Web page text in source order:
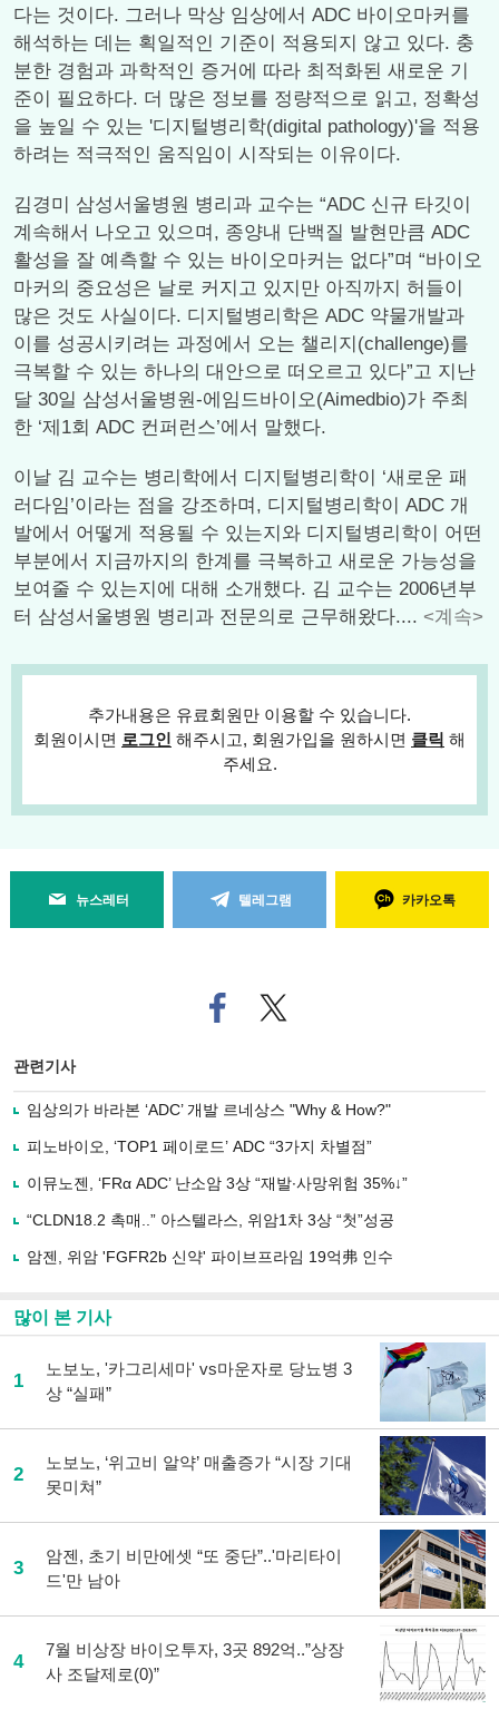
다는 것이다. 그러나 막상 임상에서 ADC 바이오마커를
해석하는 데는 획일적인 기준이 적용되지 않고 있다. 충
분한 경험과 과학적인 증거에 따라 최적화된 새로운 기
준이 필요하다. 더 많은 정보를 정량적으로 읽고, 정확성
을 높일 수 있는 '디지털병리학(digital pathology)'을 적용
하려는 적극적인 움직임이 시작되는 이유이다.
김경미 삼성서울병원 병리과 교수는 “ADC 신규 타깃이
계속해서 나오고 있으며, 종양내 단백질 발현만큼 ADC
활성을 잘 예측할 수 있는 바이오마커는 없다”며 “바이오
마커의 중요성은 날로 커지고 있지만 아직까지 허들이
많은 것도 사실이다. 디지털병리학은 ADC 약물개발과
이를 성공시키려는 과정에서 오는 챌리지(challenge)를
극복할 수 있는 하나의 대안으로 떠오르고 있다”고 지난
달 30일 삼성서울병원-에임드바이오(Aimedbio)가 주최
한 ‘제1회 ADC 컨퍼런스’에서 말했다.
이날 김 교수는 병리학에서 디지털병리학이 ‘새로운 패
러다임’이라는 점을 강조하며, 디지털병리학이 ADC 개
발에서 어떻게 적용될 수 있는지와 디지털병리학이 어떤
부분에서 지금까지의 한계를 극복하고 새로운 가능성을
보여줄 수 있는지에 대해 소개했다. 김 교수는 2006년부
터 삼성서울병원 병리과 전문의로 근무해왔다.... <계속>
추가내용은 유료회원만 이용할 수 있습니다.
회원이시면 로그인 해주시고, 회원가입을 원하시면 클릭 해
주세요.
뉴스레터 텔레그램 카카오톡
페
이
로
기
사
유
기
트위
터로
관련기사
임상의가 바라본 ‘ADC’ 개발 르네상스 "Why & How?"
피노바이오, ‘TOP1 페이로드’ ADC “3가지 차별점”
이뮤노젠, ‘FRα ADC’ 난소암 3상 “재발∙사망위험 35%↓”
“CLDN18.2 촉매..” 아스텔라스, 위암1차 3상 “첫”성공
암젠, 위암 'FGFR2b 신약' 파이브프라임 19억弗 인수
많이 본 기사
1
노보노, '카그리세마' vs마운자로 당뇨병 3
상 “실패”
2
노보노, ‘위고비 알약’ 매출증가 “시장 기대
못미쳐”
3
암젠, 초기 비만에셋 “또 중단”..'마리타이
드'만 남아
4
7월 비상장 바이오투자, 3곳 892억..”상장
사 조달제로(0)”